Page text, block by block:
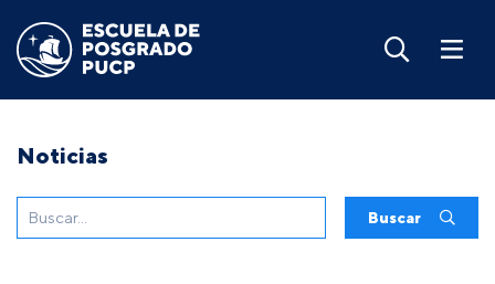
Noticias
Buscar